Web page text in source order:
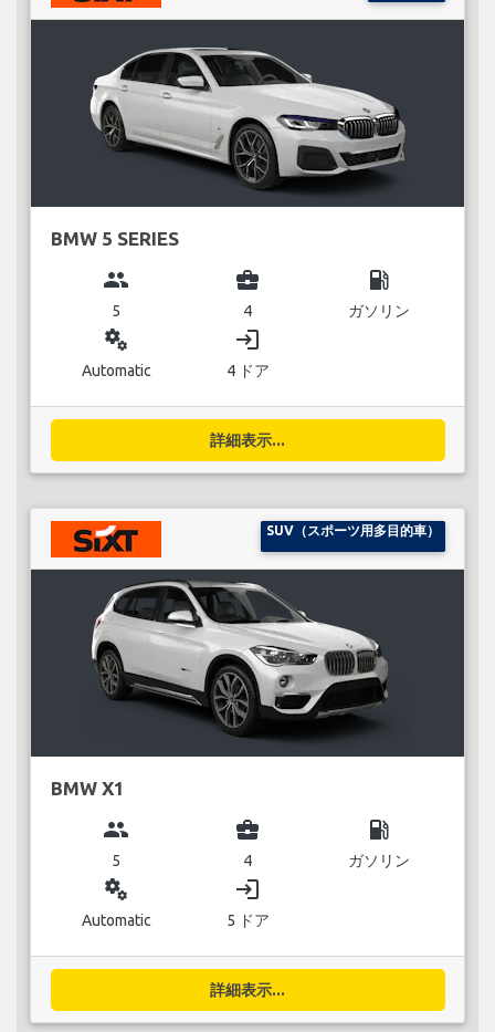
BMW 5 SERIES
group
5
business_center
4
local_gas_station
ガソリン
miscellaneous_services
Automatic
login
4 ドア
詳細表示...
SUV（スポーツ用多目的車）
BMW X1
group
5
business_center
4
local_gas_station
ガソリン
miscellaneous_services
Automatic
login
5 ドア
詳細表示...